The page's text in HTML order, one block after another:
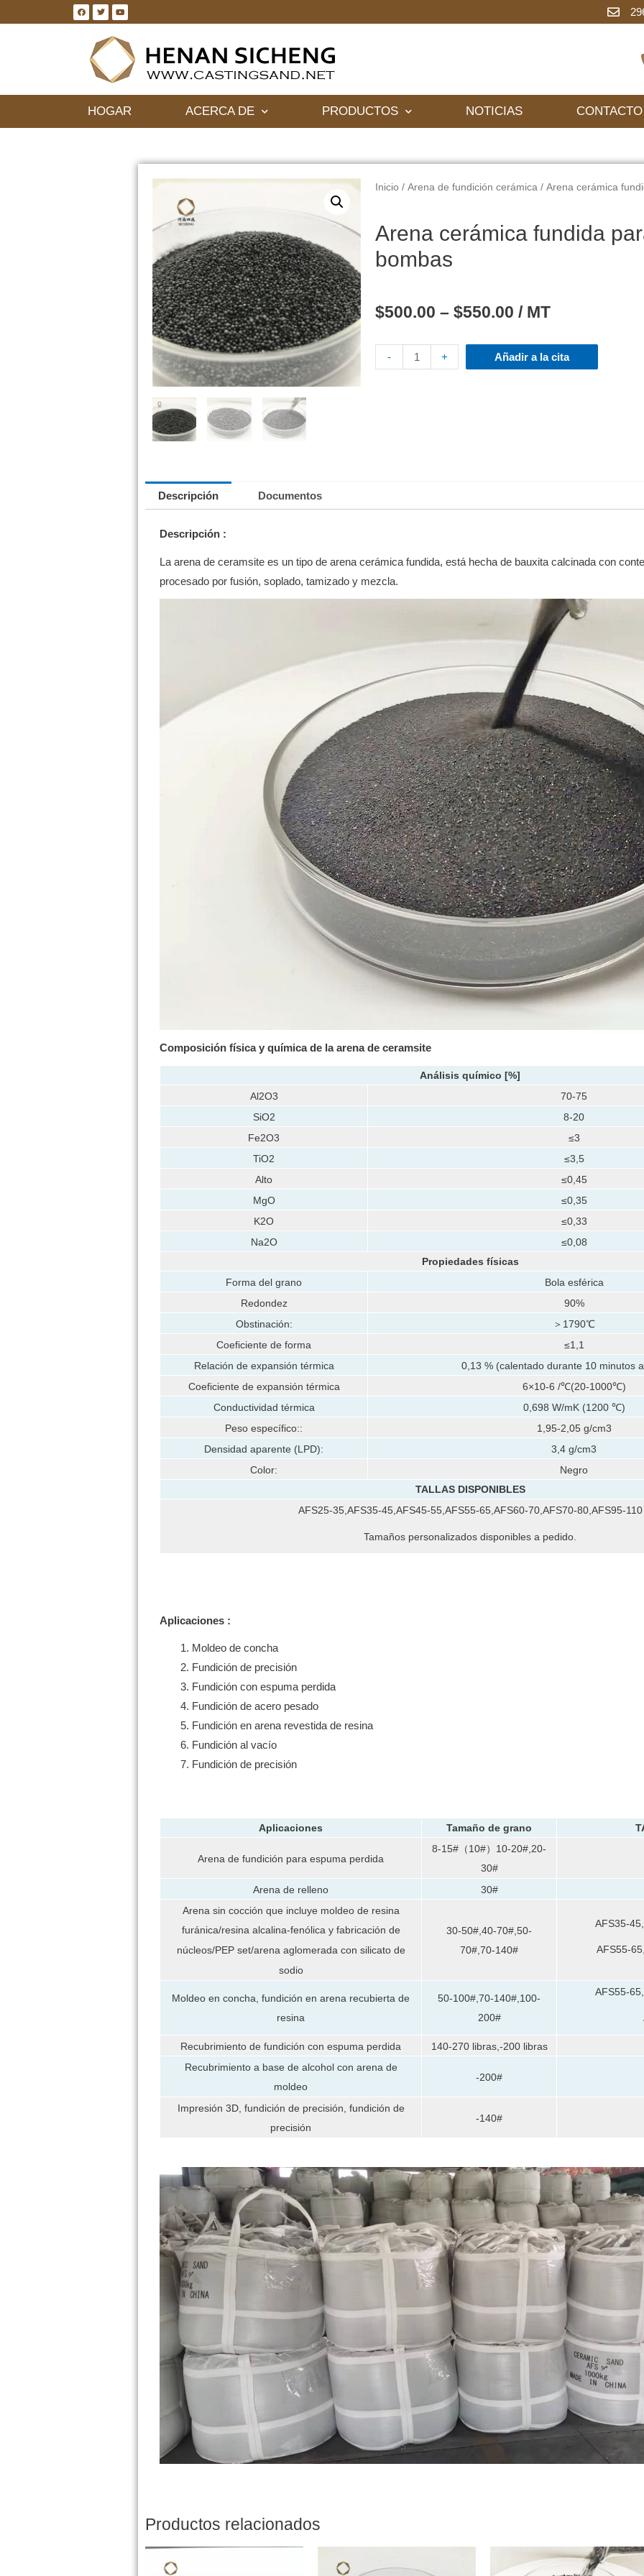
HOGAR ACERCA DE PRODUCTOS NOTICIAS CONTACTO
Inicio /Arena de fundición cerámica / Arena cerámica
Arena cerámica fundida
bombas
$500.00 –$550.00 / MT
- + Añadir a la cita
Descripción Documentos
Descripción :
La arena de ceramsite es un tipo de arena cerámica fundida, está hecha de bauxita calcinada con
procesado por fusión, soplado, tamizado y mezcla.
Composición física y químicade la arena de ceramsite
Análisis químico [%]
Al2O3
70-75
SiO2
8-20
Fe2O3
≤3
TiO2
≤3,5
Alto
≤0,45
MgO
≤0,35
K2O
≤0,33
Na2O
≤0,08
Propiedades físicas
Forma del grano
Bola esférica
Redondez
90%
Obstinación:
＞1790℃
Coeficiente de forma
≤1,1
Relación de expansión térmica
0,13 % (calentado durante 10 minutos
Coeficiente de expansión térmica
6×10-6 /℃(20-1000℃)
Conductividad térmica
0,698 W/mK (1200 ℃)
Peso específico::
1,95-2,05 g/cm3
Densidad aparente (LPD):
3,4 g/cm3
Color:
Negro
TALLAS DISPONIBLES
AFS25-35,AFS35-45,AFS45-55,AFS55-65,AFS60-70,AFS70-80,AFS95-110
Tamaños personalizados disponibles a pedido.
Aplicaciones :
Moldeo de concha
Fundición de precisión
Fundición con espuma perdida
Fundición de acero pesado
Fundición en arena revestida de resina
Fundición al vacío
Fundición de precisión
Aplicaciones Tamaño de grano
Arena de fundición para espuma perdida
8-15#（10#）10-20#,20-
30#
Arena de relleno
30#
Arena sin cocción que incluye moldeo de resina
furánica/resina alcalina-fenólica y fabricación de
núcleos/PEP set/arena aglomerada con silicato de
sodio
30-50#,40-70#,50-
70#,70-140#
AFS35-
AFS55-
Moldeo en concha, fundición en arena recubierta de
resina
50-100#,70-140#,100-
200#
AFS55-
Recubrimiento de fundición con espuma perdida
140-270 libras,-200 libras
Recubrimiento a base de alcohol con arena de
moldeo
-200#
Impresión 3D, fundición de precisión, fundición de
precisión
-140#
Productos relacionados